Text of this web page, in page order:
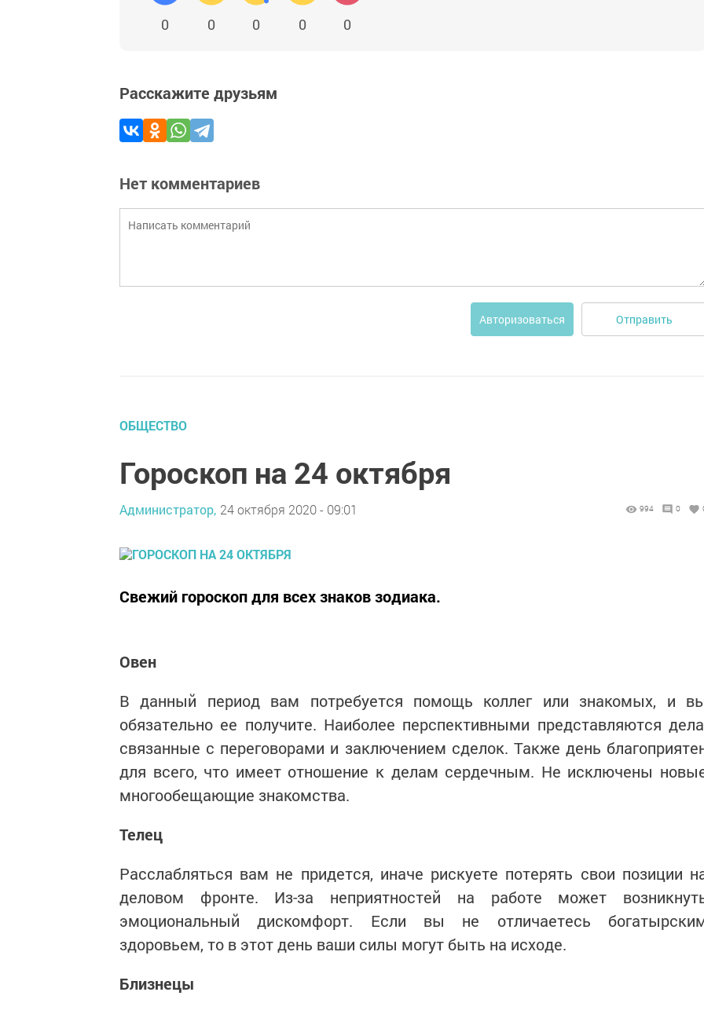
0 0 0 0 0
Расскажите друзьям
Нет комментариев
Авторизоваться Отправить
ОБЩЕСТВО
Гороскоп на 24 октября
Администратор, 24 октября 2020 - 09:01 994 0
Свежий гороскоп для всех знаков зодиака.
Овен
В данный период вам потребуется помощь коллег или знакомых, и
обязательно ее получите. Наиболее перспективными представляются
связанные с переговорами и заключением сделок. Также день
для всего, что имеет отношение к делам сердечным. Не исключены
многообещающие знакомства.
Телец
Расслабляться вам не придется, иначе рискуете потерять свои позиции
деловом фронте. Из-за неприятностей на работе может
эмоциональный дискомфорт. Если вы не отличаетесь
здоровьем, то в этот день ваши силы могут быть на исходе.
Близнецы